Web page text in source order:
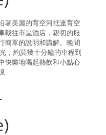
著美麗的育空河抵達育空
載往市區酒店，親切的服
簡單的說明和講解。晚間
，約莫幾十分鐘的車程到
快樂地喝起熱飲和小點心